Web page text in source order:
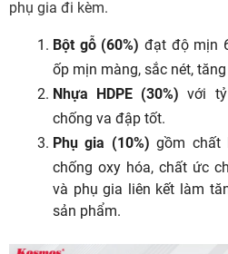
phụ gia đi kèm.
Bột gỗ (60%) đạt độ mịn
ốp mịn màng, sắc nét,
Nhựa HDPE (30%) với
chống va đập tốt.
Phụ gia (10%) gồm chất
chống oxy hóa, chất ức
và phụ gia liên kết làm
sản phẩm.